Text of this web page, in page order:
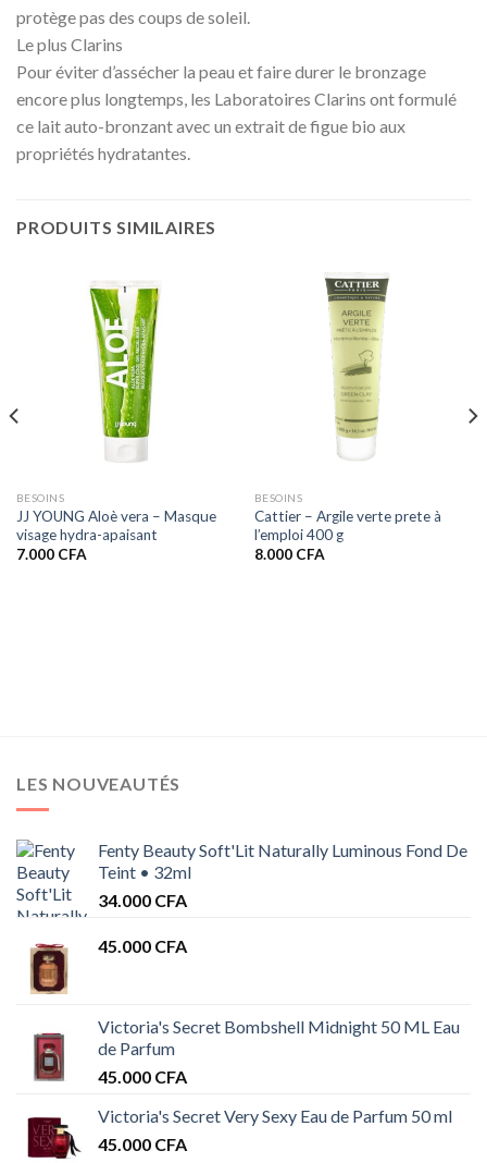
protège pas des coups de soleil.
Le plus Clarins
Pour éviter d’assécher la peau et faire durer le bronzage
encore plus longtemps, les Laboratoires Clarins ont formulé
ce lait auto-bronzant avec un extrait de figue bio aux
propriétés hydratantes.
PRODUITS SIMILAIRES
BESOINS
JJ YOUNG Aloè vera – Masque
visage hydra-apaisant
7.000 CFA
BESOINS
Cattier – Argile verte prete à
l’emploi 400 g
8.000 CFA
LES NOUVEAUTÉS
Fenty Beauty Soft'Lit Naturally Luminous Fond De
Teint • 32ml
34.000 CFA
45.000 CFA
Victoria's Secret Bombshell Midnight 50 ML Eau
de Parfum
45.000 CFA
Victoria's Secret Very Sexy Eau de Parfum 50 ml
45.000 CFA